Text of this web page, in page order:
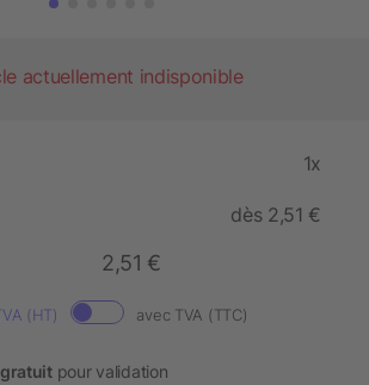
actuellement indisponible
1x
dès 2,51 €
2,51 €
(HT) avec TVA (TTC)
pour validation